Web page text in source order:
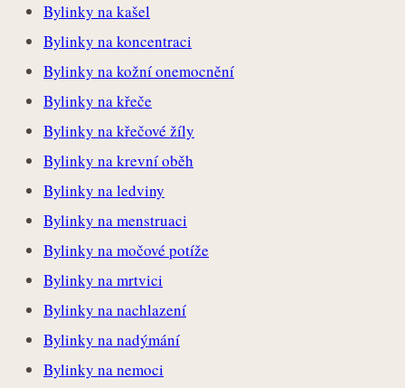
Bylinky na kašel
Bylinky na koncentraci
Bylinky na kožní onemocnění
Bylinky na křeče
Bylinky na křečové žíly
Bylinky na krevní oběh
Bylinky na ledviny
Bylinky na menstruaci
Bylinky na močové potíže
Bylinky na mrtvici
Bylinky na nachlazení
Bylinky na nadýmání
Bylinky na nemoci